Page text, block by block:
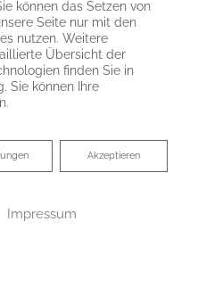
können das Setzen von
Seite nur mit den
nutzen. Weitere
Übersicht der
finden Sie in
. Sie können Ihre
Akzeptieren
Impressum